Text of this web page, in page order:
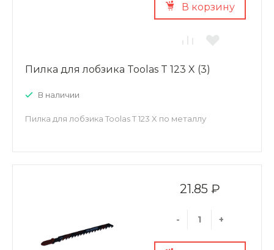
В корзину
Пилка для лобзика Toolas T 123 X (3)
В наличии
Пилка для лобзика Toolas T 123 X по металлу
21.85 ₽
- +